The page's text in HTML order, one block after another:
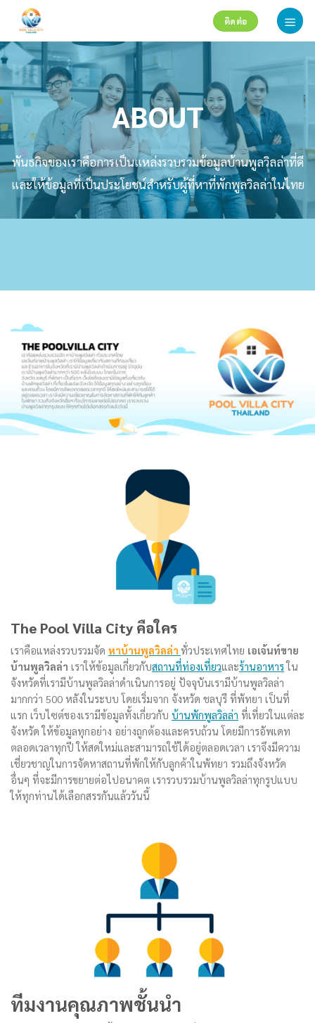
content
ติดต่อ
ABOUT
พันธกิจของเราคือการเป็นแหล่งรวบรวมข้อมูลบ้านพูลวิลล่าที่ดี
และให้ข้อมูลที่เป็นประโยชน์สำหรับผู้ที่หาที่พักพูลวิลล่าในไทย
The Pool Villa City คือใคร
เราคือแหล่งรวบรวมจัด หาบ้านพูลวิลล่า ทั่วประเทศไทย เอเจ้นท์ขาย
บ้านพูลวิลล่า เราให้ข้อมูลเกี่ยวกับสถานที่ท่องเที่ยวและร้านอาหารใน
จังหวัดที่เรามีบ้านพูลวิลล่าดำเนินการอยู่ ปัจจุบันเรามีบ้านพูลวิลล่า
มากกว่า 500 หลังในระบบ โดยเริ่มจาก จังหวัด ชลบุรี ที่พัทยา เป็นที่
แรก เว็บไซต์ของเรามีข้อมูลทั้งเกี่ยวกับ บ้านพักพูลวิลล่า ที่เที่ยวในแต่ละ
จังหวัด ให้ข้อมูลทุกอย่าง อย่างถูกต้องและครบถ้วน โดยมีการอัพเดท
ตลอดเวลาทุกปี ให้สดใหม่และสามารถใช้ได้อยู่ตลอดเวลา เราจึงมีความ
เชี่ยวชาญในการจัดหาสถานที่พักให้กับลูกค้าในพัทยา รวมถึงจังหวัด
อื่นๆ ที่จะมีการขยายต่อไปอนาคต เรารวบรวมบ้านพูลวิลล่าทุกรูปแบบ
ให้ทุกท่านได้เลือกสรรกันแล้ววันนี้
ทีมงานคุณภาพชั้นนำ